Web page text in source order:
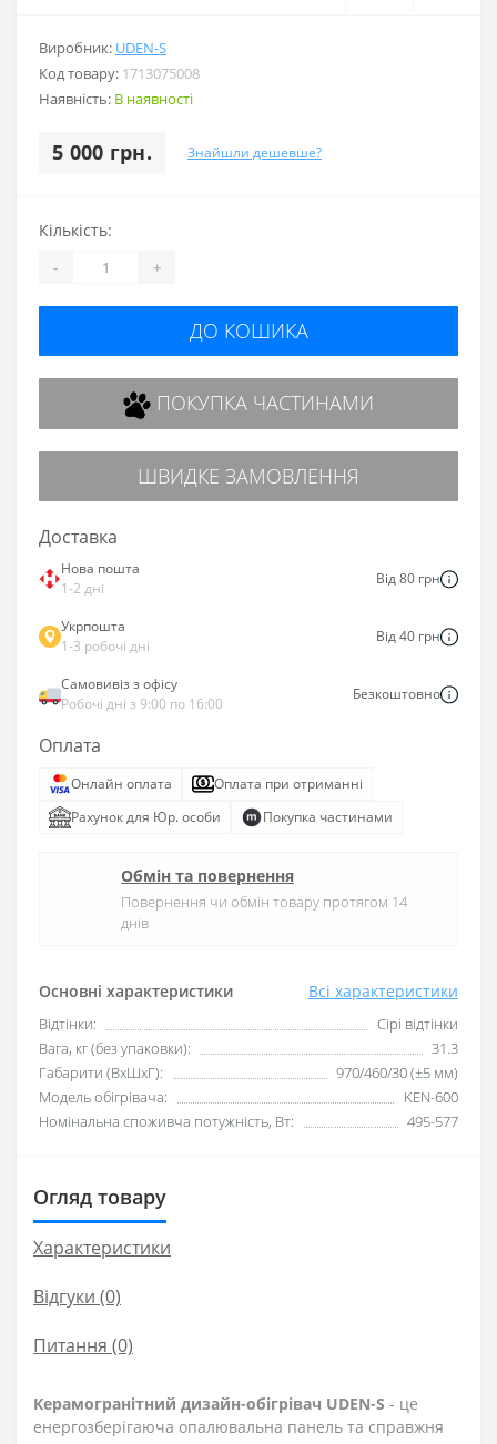
Виробник: UDEN-S
Код товару: 1713075008
Наявність: В наявності
5 000 грн. Знайшли дешевше?
Основні характеристики Всі характеристики
Відтінки:
Сірі відтінки
Вага, кг (без упаковки):
31.3
Габарити (ВхШхГ):
970/460/30 (±5 мм)
Модель обігрівача:
KEN-600
Номінальна споживча потужність, Вт:
495-577
Кількість:
- +
ДО КОШИКА
ПОКУПКА ЧАСТИНАМИ
ШВИДКЕ ЗАМОВЛЕННЯ
Доставка
Нова пошта
1-2 дні
Від 80 грн
Укрпошта
1-3 робочі дні
Від 40 грн
Самовивіз з офісу
Робочі дні з 9:00 по 16:00
Безкоштовно
Оплата
Онлайн оплата
Оплата при отриманні
Рахунок для Юр. особи
Покупка частинами
Обмін та повернення
Повернення чи обмін товару протягом 14
днів
Огляд товару
Характеристики
Відгуки (0)
Питання (0)
Керамогранітний дизайн-обігрівач UDEN-S - це
енергозберігаюча опалювальна панель та справжня